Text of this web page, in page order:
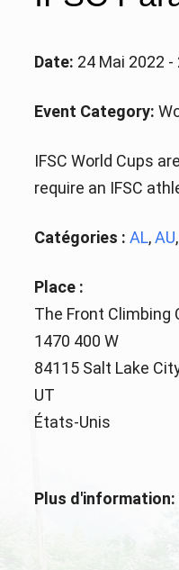
Date: 24 Mai 2022 -
Event Category:
IFSC World Cups
require an IFSC
Catégories : AL,AU,
Place :
The Front Climbing
1470 400 W
84115 Salt Lake
UT
États-Unis
Plus d'information: